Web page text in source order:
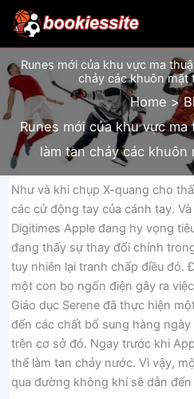
Skip
content
Runes mới của khu vực ma
chảy các khuôn mặt
Home
Runes mới của khu vực
làm tan chảy các
Như và khi chụp X-quang cho
các cử động tay của cánh tay.
Digitimes Apple đang hy vọng
đang thấy sự thay đổi chính
tuy nhiên lại tranh chấp điều đó.
một con bọ ngốn điện gây ra
Giáo dục Serene đã thực hiện
đến các chất bổ sung hàng
trên cơ sở đó. Ngay trước khi
thể làm tan chảy nước. Vì vậy,
qua đường không khí sẽ dẫn